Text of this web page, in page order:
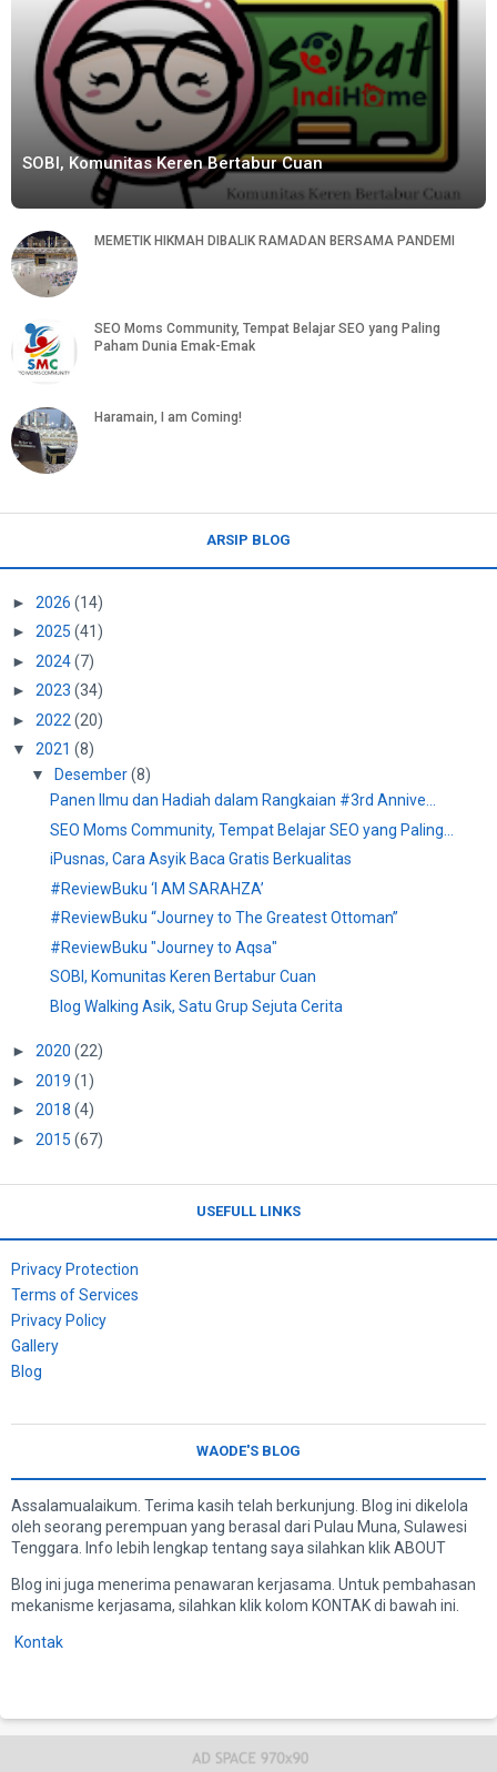
SOBI, Komunitas Keren Bertabur Cuan
MEMETIK HIKMAH DIBALIK RAMADAN BERSAMA PANDEMI
SEO Moms Community, Tempat Belajar SEO yang Paling
Paham Dunia Emak-Emak
Haramain, I am Coming!
ARSIP BLOG
► 2026 (14)
► 2025 (41)
► 2024(7)
► 2023 (34)
► 2022 (20)
▼ 2021 (8)
▼
Desember(8)
Panen Ilmu dan Hadiah dalam Rangkaian #3rd Annive...
SEO Moms Community, Tempat Belajar SEO yang Paling...
iPusnas, Cara Asyik Baca Gratis Berkualitas
#ReviewBuku ‘I AM SARAHZA’
#ReviewBuku “Journey to The Greatest Ottoman”
#ReviewBuku "Journey to Aqsa"
SOBI, Komunitas Keren Bertabur Cuan
Blog Walking Asik, Satu Grup Sejuta Cerita
► 2020 (22)
► 2019 (1)
► 2018 (4)
► 2015 (67)
USEFULL LINKS
Privacy Protection
Terms of Services
Privacy Policy
Gallery
Blog
WAODE'S BLOG
Assalamualaikum. Terima kasih telah berkunjung. Blog ini dikelola
oleh seorang perempuan yang berasal dari Pulau Muna, Sulawesi
Tenggara. Info lebih lengkap tentang saya silahkan klik ABOUT
Blog ini juga menerima penawaran kerjasama. Untuk pembahasan
mekanisme kerjasama, silahkan klik kolom KONTAK di bawah ini.
Kontak